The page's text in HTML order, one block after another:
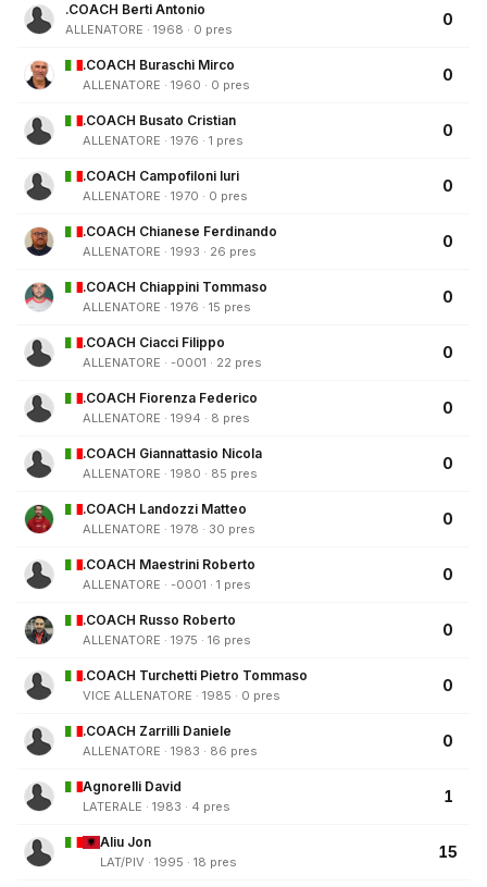
.COACH Berti Antonio
ALLENATORE · 1968 · 0 pres
0
.COACH Buraschi Mirco
ALLENATORE · 1960 · 0 pres
0
.COACH Busato Cristian
ALLENATORE · 1976 · 1 pres
0
.COACH Campofiloni Iuri
ALLENATORE · 1970 · 0 pres
0
.COACH Chianese Ferdinando
ALLENATORE · 1993 · 26 pres
0
.COACH Chiappini Tommaso
ALLENATORE · 1976 · 15 pres
0
.COACH Ciacci Filippo
ALLENATORE · -0001 · 22 pres
0
.COACH Fiorenza Federico
ALLENATORE · 1994 · 8 pres
0
.COACH Giannattasio Nicola
ALLENATORE · 1980 · 85 pres
0
.COACH Landozzi Matteo
ALLENATORE · 1978 · 30 pres
0
.COACH Maestrini Roberto
ALLENATORE · -0001 · 1 pres
0
.COACH Russo Roberto
ALLENATORE · 1975 · 16 pres
0
.COACH Turchetti Pietro Tommaso
VICE ALLENATORE · 1985 · 0 pres
0
.COACH Zarrilli Daniele
ALLENATORE · 1983 · 86 pres
0
Agnorelli David
LATERALE · 1983 · 4 pres
1
Aliu Jon
LAT/PIV · 1995 · 18 pres
15